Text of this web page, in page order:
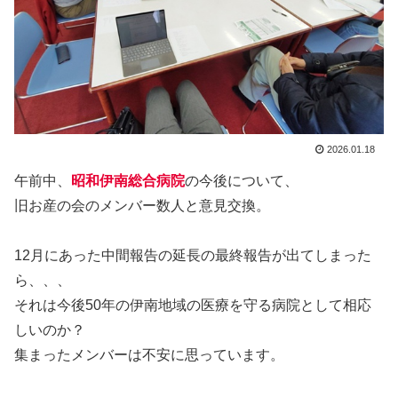
2026.01.18
午前中、 昭和伊南総合病院の今後について、
旧お産の会のメンバー数人と意見交換。
12月にあった中間報告の延長の最終報告が出てしまった
ら、、、
それは今後50年の伊南地域の医療を守る病院として相応
しいのか？
集まったメンバーは不安に思っています。